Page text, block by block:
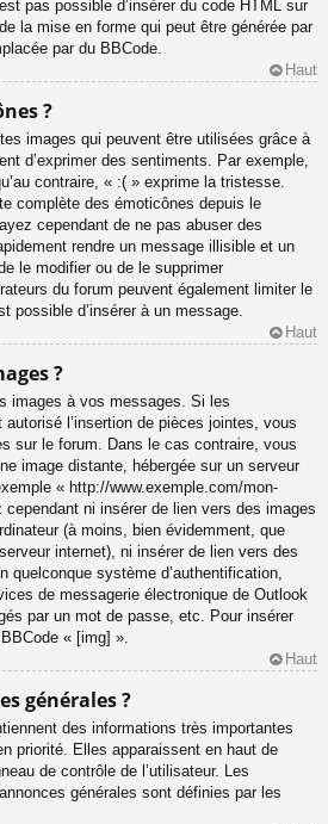
pas possible d’insérer du code HTML sur
la mise en forme qui peut être générée par
par du BBCode.
Haut
?
images qui peuvent être utilisées grâce à
d’exprimer des sentiments. Par exemple,
contraire, « :( » exprime la tristesse.
complète des émoticônes depuis le
cependant de ne pas abuser des
rendre un message illisible et un
le modifier ou de le supprimer
du forum peuvent également limiter le
possible d’insérer à un message.
Haut
?
images à vos messages. Si les
l’insertion de pièces jointes, vous
sur le forum. Dans le cas contraire, vous
image distante, hébergée sur un serveur
« http://www.exemple.com/mon-
ni insérer de lien vers des images
(à moins, bien évidemment, que
internet), ni insérer de lien vers des
quelconque système d’authentification,
de messagerie électronique de Outlook
par un mot de passe, etc. Pour insérer
« [img] ».
Haut
générales ?
des informations très importantes
priorité. Elles apparaissent en haut de
de contrôle de l’utilisateur. Les
générales sont définies par les